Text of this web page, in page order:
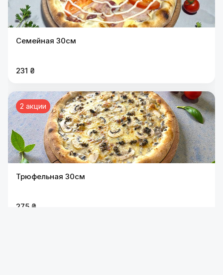
Семейная 30см
231 ₴
2 акции
Трюфельная 30см
275 ₴